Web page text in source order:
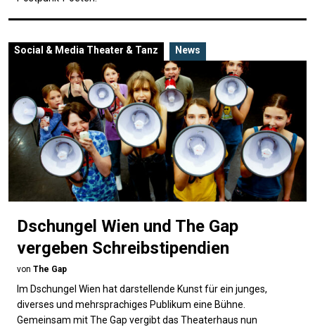
Social & Media Theater & Tanz News
Dschungel Wien und The Gap
vergeben Schreibstipendien
von The Gap
Im Dschungel Wien hat darstellende Kunst für ein junges,
diverses und mehrsprachiges Publikum eine Bühne.
Gemeinsam mit The Gap vergibt das Theaterhaus nun